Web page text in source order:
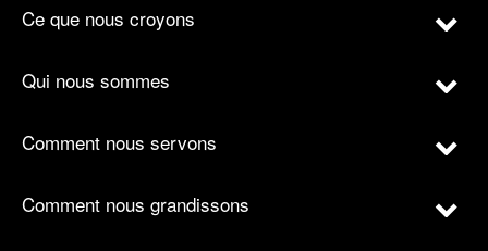
Ce que nous croyons
Qui nous sommes
Comment nous servons
Comment nous grandissons